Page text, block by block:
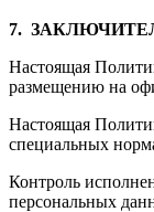
7.
Настоящая
размещению на
Настоящая
специальных
Контроль
персональных